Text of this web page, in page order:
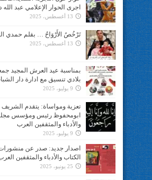
اجرى الحوار الإعلامي عبد
13 أغسطس، 2025
تَرْخُصُ الأَرْوَاحُ … بقلم حمدي
13 أغسطس، 2025
بمناسبة عيد العرش المجيد
بلادي تنسيق مع ادارة دار
9 يوليو، 2025
تعزية ومواساة: يتقدم الشريف
ابومحفوظ رئيس ومؤسس
والأدباء والمثقفين العرب
9 يوليو، 2025
اصدار جديد: صدر عن
الكتاب والأدباء والمثقفين
25 يونيو، 2025